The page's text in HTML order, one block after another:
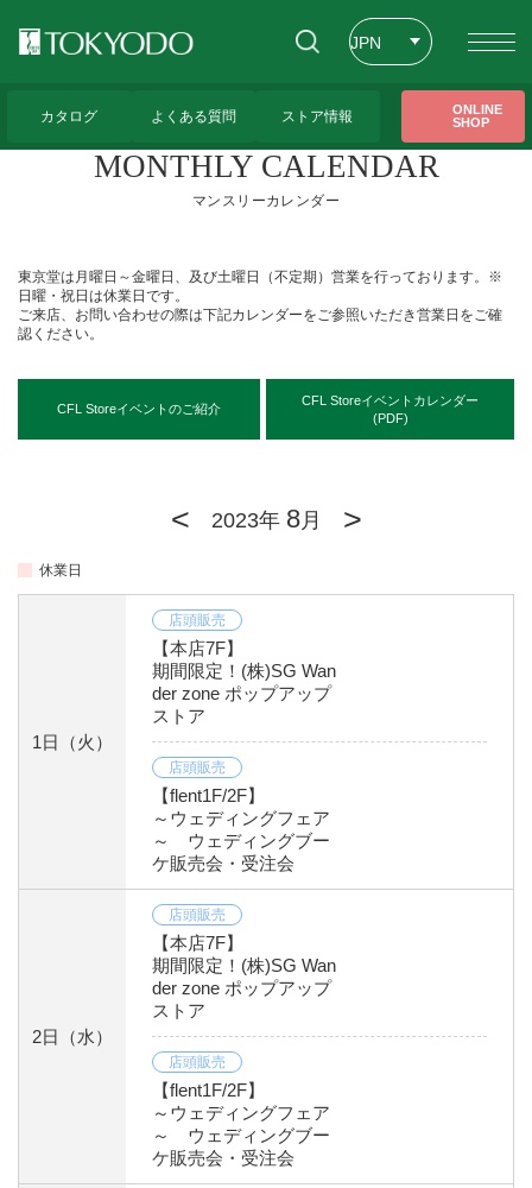
JPN
カタログ よくある質問 ストア情報
ONLINE
SHOP
MONTHLY CALENDAR（マンスリーカレンダー）
MONTHLY CALENDAR
マンスリーカレンダー
東京堂は月曜日～金曜日、及び土曜日（不定期）営業を行っております。※
日曜・祝日は休業日です。
ご来店、お問い合わせの際は下記カレンダーをご参照いただき営業日をご確
認ください。
CFL Storeイベントのご紹介
CFL Storeイベントカレンダー
(PDF)
< 2023年 8月 >
休業日
1日 （火）
店頭販売
【本店7F】
期間限定！(株)SG Wan
der zone ポップアップ
ストア
店頭販売
【flent1F/2F】
～ウェディングフェア
～ ウェディングブー
ケ販売会・受注会
2日 （水）
店頭販売
【本店7F】
期間限定！(株)SG Wan
der zone ポップアップ
ストア
店頭販売
【flent1F/2F】
～ウェディングフェア
～ ウェディングブー
ケ販売会・受注会